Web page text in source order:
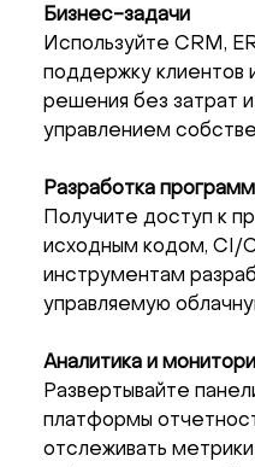
Бизнес-задачи
Используйте CRM,
поддержку клиентов
решения без затрат и
управлением
Разработка
Получите доступ к
исходным кодом, CI/
инструментам
управляемую
Аналитика и
Развертывайте
платформы
отслеживать